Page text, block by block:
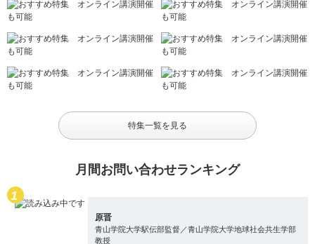
特集一覧を見る
月間お問い合わせランキング
原晋
青山学院大学駅伝部監督／青山学院大学地球社会共生学部
教授